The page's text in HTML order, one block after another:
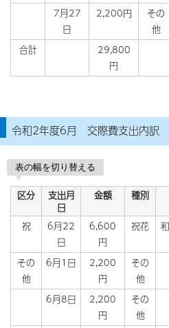
7月27
日
2,200円
その
他
合計
29,800
円
令和2年度6月 交際費支出内訳
表の幅を切り替える
区分
支出月
日
金額 種別
祝
6月22
日
6,600
円
祝花
その
他
6月1日
2,200
円
その
他
6月8日
2,200
円
その
他